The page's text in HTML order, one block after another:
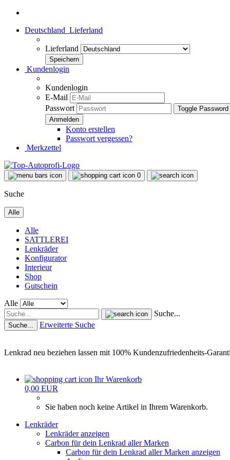
Deutschland Lieferland
Lieferland
Kundenlogin
Kundenlogin
E-Mail
Passwort
Toggle
Konto erstellen
Passwort vergessen?
Merkzettel
0
Suche
Alle
Alle
SATTLEREI
Lenkräder
Konfigurator
Interieur
Shop
Gutschein
Alle
Suche...
Suche... Erweiterte Suche
Lenkrad neu beziehen lassen mit 100% Kundenzufriedenheits-
Ihr Warenkorb
0,00 EUR
Sie haben noch keine Artikel in Ihrem Warenkorb.
Lenkräder
Lenkräder anzeigen
Carbon für dein Lenkrad aller Marken
Carbon für dein Lenkrad aller Marken anzeigen